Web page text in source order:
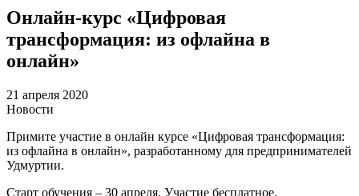
Онлайн-курс «Цифровая
трансформация: из офлайна в
онлайн»
21 апреля 2020
Новости
Примите участие в онлайн курсе «Цифровая трансформация:
из офлайна в онлайн», разработанному для предпринимателей
Удмуртии.
Старт обучения – 30 апреля. Участие бесплатное.